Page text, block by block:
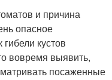
и причина
опасное
кустов
вовремя выявить,
посаженные